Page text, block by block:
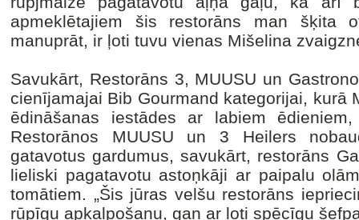
apmeklētajiem šis restorāns man šķita
manuprāt, ir ļoti tuvu vienas Mišelina
Savukārt, Restorāns 3, MUUSU un
cienījamajai Bib Gourmand kategorijai, kurā
ēdināšanas iestādes ar labiem
Restorānos MUUSU un 3 Heilers
gatavotus gardumus, savukārt, restorāns
lieliski pagatavotu astoņkāji ar paipalu
tomātiem. „Šis jūras velšu restorāns
rūpīgu apkalpošanu, gan ar ļoti spēcīgu